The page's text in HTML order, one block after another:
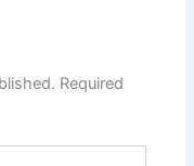
Required